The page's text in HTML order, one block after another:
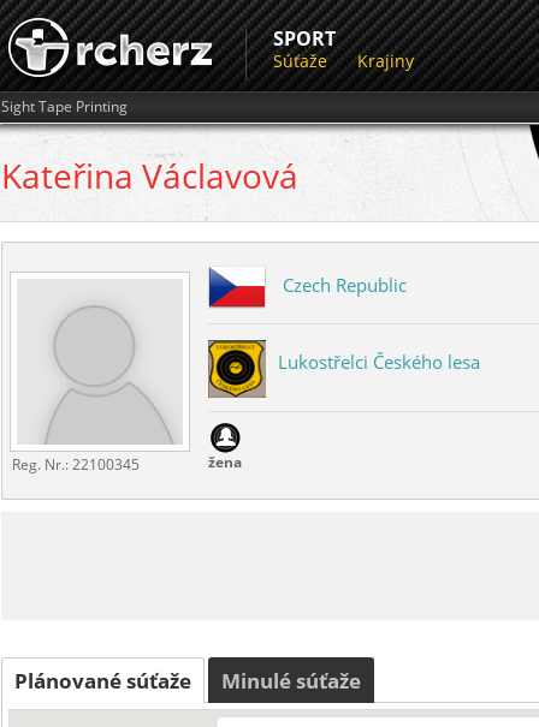
SPORT
Súťaže Krajiny
Sight Tape Printing
Kateřina Václavová
Reg. Nr.:22100345
Czech Republic
Lukostřelci Českého lesa
žena
Plánované súťaže Minulé súťaže